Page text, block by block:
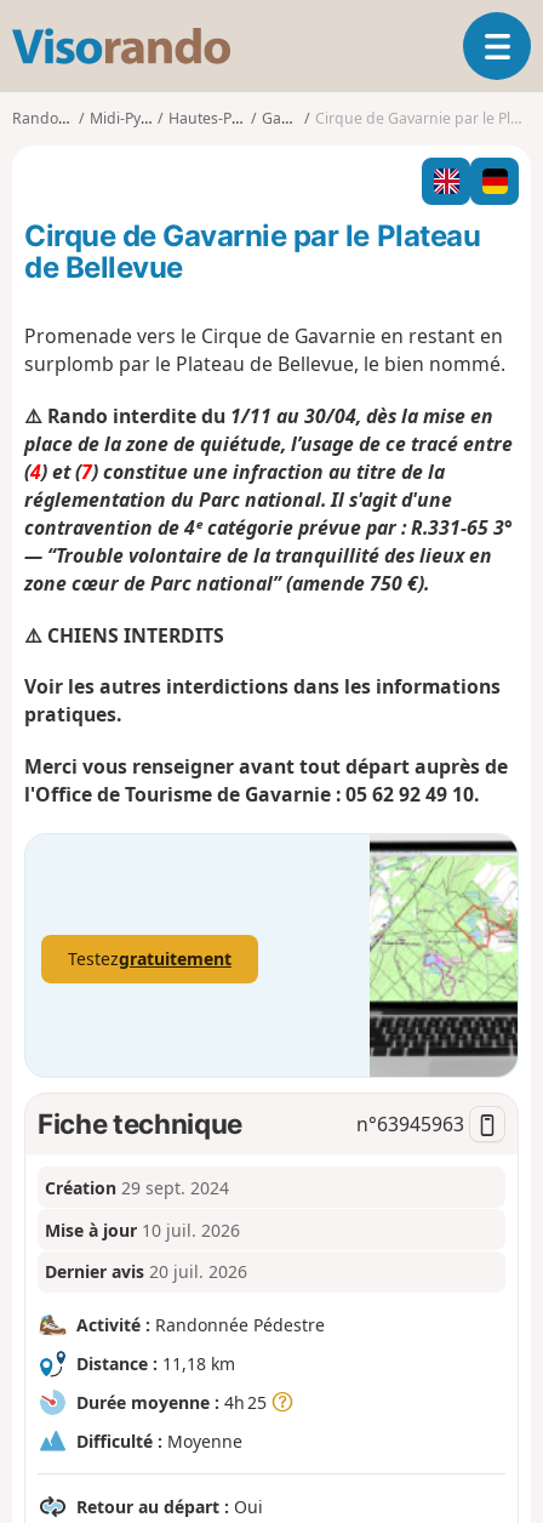
s
o
o
O
u
v
i
r
l
i
g
i
Randonnées Midi-Pyrénées Hautes-Pyrénées Gavarnie Cirque de Gavarnie par le Plateau de Bellevue
Cirque de Gavarnie par le Plateau
de Bellevue
Promenade vers le Cirque de Gavarnie en restant en
surplomb par le Plateau de Bellevue, le bien nommé.
⚠️ Rando interdite du 1/11 au 30/04, dès la mise en
place de la zone de quiétude, l’usage de ce tracé entre
(4) et (7) constitue une infraction au titre de la
réglementation du Parc national. Il s'agit d'une
contravention de 4ᵉ catégorie prévue par : R.331-65 3°
— “Trouble volontaire de la tranquillité des lieux en
zone cœur de Parc national” (amende 750 €).
⚠️ CHIENS INTERDITS
Voir les autres interdictions dans les informations
pratiques.
Merci vous renseigner avant tout départ auprès de
l'Office de Tourisme de Gavarnie : 05 62 92 49 10.
Testezgratuitement
Fiche technique n°63945963
Création 29 sept. 2024
Mise à jour 10 juil. 2026
Dernier avis 20 juil. 2026
Activité : Randonnée Pédestre
Distance : 11,18 km
Durée moyenne : 4h 25
Difficulté : Moyenne
Retour au départ : Oui